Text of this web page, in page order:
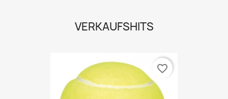
VERKAUFSHITS
favorite_border